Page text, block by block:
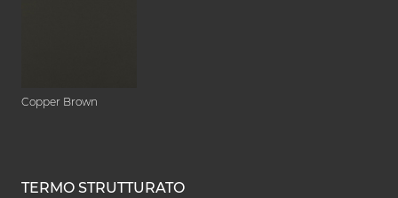
Copper Brown
TERMO STRUTTURATO